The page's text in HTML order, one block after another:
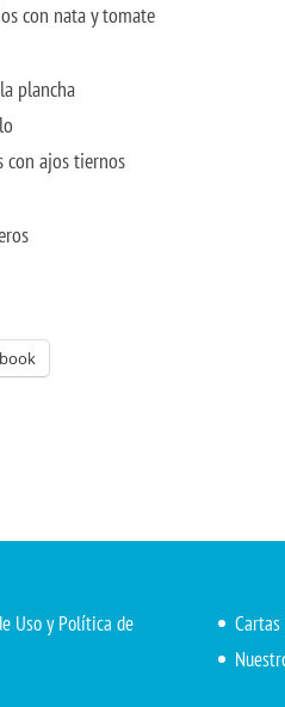
con nata y tomate
plancha
con ajos tiernos
Uso y Política de